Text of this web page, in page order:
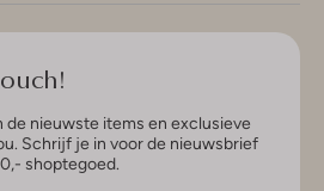
de nieuwste items en exclusieve
Schrijf je in voor de nieuwsbrief
shoptegoed.